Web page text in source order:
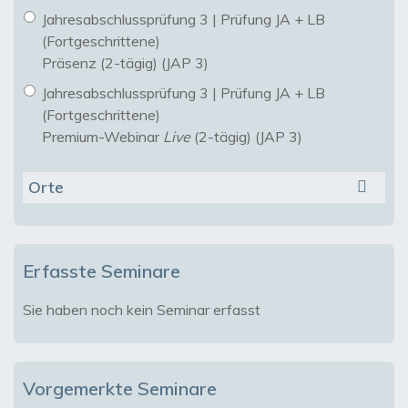
Jahresabschlussprüfung 3 | Prüfung JA + LB
(Fortgeschrittene)
Präsenz (2-tägig) (JAP 3)
Jahresabschlussprüfung 3 | Prüfung JA + LB
(Fortgeschrittene)
Premium-Webinar Live (2-tägig) (JAP 3)
Orte
Erfasste Seminare
Sie haben noch kein Seminar erfasst
Vorgemerkte Seminare